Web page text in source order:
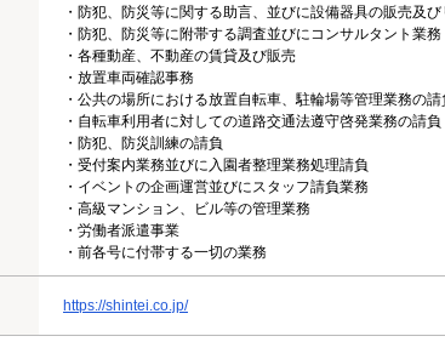
・防犯、防災等に関する助言、並びに設備器具の販売及び
・防犯、防災等に附帯する調査並びにコンサルタント業務
・各種動産、不動産の賃貸及び販売
・放置車両確認事務
・公共の場所における放置自転車、駐輪場等管理業務の請
・自転車利用者に対しての道路交通法遵守啓発業務の請負
・防犯、防災訓練の請負
・受付案内業務並びに入園者整理業務処理請負
・イベントの企画運営並びにスタッフ請負業務
・高級マンション、ビル等の管理業務
・労働者派遣事業
・前各号に付帯する一切の業務
https://shintei.co.jp/